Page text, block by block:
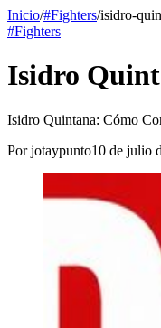
Inicio/#Fighters/isidro-
#Fighters
Isidro
Isidro Quintana: Cómo
Porjotaypunto10 de julio